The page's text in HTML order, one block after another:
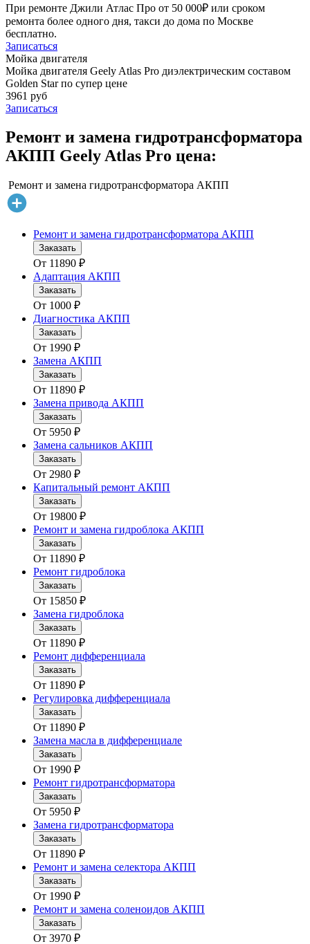
При ремонте Джили Атлас Про от 50 000₽ или сроком
ремонта более одного дня, такси до дома по Москве
бесплатно.
Записаться
Мойка двигателя
Мойка двигателя Geely Atlas Pro диэлектрическим составом
Golden Star по супер цене
3961 руб
Записаться
Ремонт и замена гидротрансформатора
АКПП Geely Atlas Pro цена:
Ремонт и замена гидротрансформатора АКПП
Ремонт и замена гидротрансформатора АКПП
Заказать
От 11890 ₽
Адаптация АКПП
Заказать
От 1000 ₽
Диагностика АКПП
Заказать
От 1990 ₽
Замена АКПП
Заказать
От 11890 ₽
Замена привода АКПП
Заказать
От 5950 ₽
Замена сальников АКПП
Заказать
От 2980 ₽
Капитальный ремонт АКПП
Заказать
От 19800 ₽
Ремонт и замена гидроблока АКПП
Заказать
От 11890 ₽
Ремонт гидроблока
Заказать
От 15850 ₽
Замена гидроблока
Заказать
От 11890 ₽
Ремонт дифференциала
Заказать
От 11890 ₽
Регулировка дифференциала
Заказать
От 11890 ₽
Замена масла в дифференциале
Заказать
От 1990 ₽
Ремонт гидротрансформатора
Заказать
От 5950 ₽
Замена гидротрансформатора
Заказать
От 11890 ₽
Ремонт и замена селектора АКПП
Заказать
От 1990 ₽
Ремонт и замена соленоидов АКПП
Заказать
От 3970 ₽